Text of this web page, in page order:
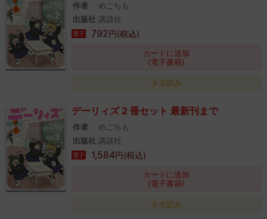
作者
めごちも
出版社 講談社
電子 792円(税込)
カートに追加
(電子書籍)
タダ読み
デーリィズ 2 冊セット 最新刊まで
作者
めごちも
出版社 講談社
電子 1,584円(税込)
カートに追加
(電子書籍)
タダ読み